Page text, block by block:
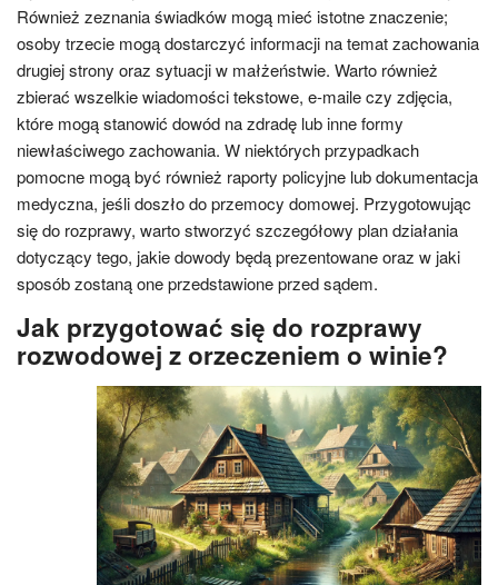
Również zeznania świadków mogą mieć istotne znaczenie;
osoby trzecie mogą dostarczyć informacji na temat zachowania
drugiej strony oraz sytuacji w małżeństwie. Warto również
zbierać wszelkie wiadomości tekstowe, e-maile czy zdjęcia,
które mogą stanowić dowód na zdradę lub inne formy
niewłaściwego zachowania. W niektórych przypadkach
pomocne mogą być również raporty policyjne lub dokumentacja
medyczna, jeśli doszło do przemocy domowej. Przygotowując
się do rozprawy, warto stworzyć szczegółowy plan działania
dotyczący tego, jakie dowody będą prezentowane oraz w jaki
sposób zostaną one przedstawione przed sądem.
Jak przygotować się do rozprawy
rozwodowej z orzeczeniem o winie?